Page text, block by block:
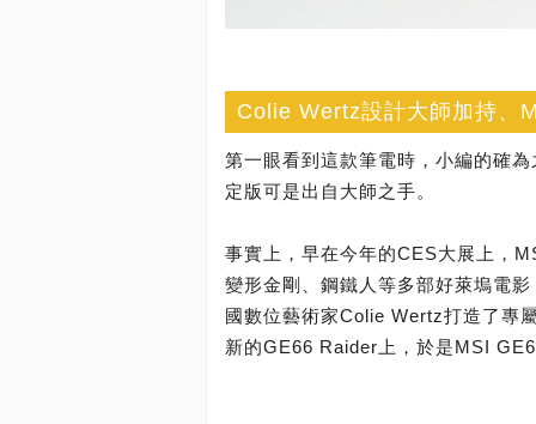
Colie Wertz設計大師加持、
第一眼看到這款筆電時，小編的確
定版可是出自大師之手。
事實上，早在今年的CES大展上，
變形金剛、鋼鐵人等多部好萊塢電
國數位藝術家Colie Wertz打造了專
新的GE66 Raider上，於是MSI